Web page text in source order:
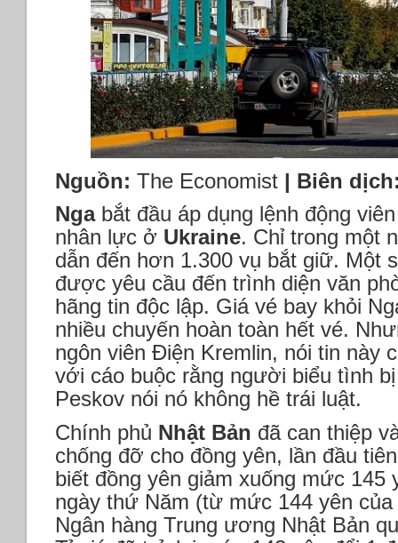
Nguồn: The Economist | Biên
Ngabắt đầu áp dụng lệnh động
nhân lực ở Ukraine. Chỉ trong một
dẫn đến hơn 1.300 vụ bắt giữ. Một
được yêu cầu đến trình diện văn
hãng tin độc lập. Giá vé bay khỏi
nhiều chuyến hoàn toàn hết vé.
ngôn viên Điện Kremlin, nói tin này
với cáo buộc rằng người biểu tình
Peskov nói nó không hề trái luật.
Chính phủ Nhật Bản đã can thiệp
chống đỡ cho đồng yên, lần đầu
biết đồng yên giảm xuống mức 145
ngày thứ Năm (từ mức 144 yên
Ngân hàng Trung ương Nhật Bản